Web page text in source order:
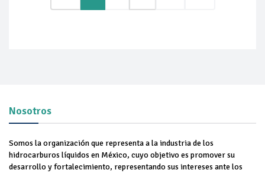
Nosotros
Somos la organización que representa a la industria de los
hidrocarburos líquidos en México, cuyo objetivo es promover su
desarrollo y fortalecimiento, representando sus intereses ante los